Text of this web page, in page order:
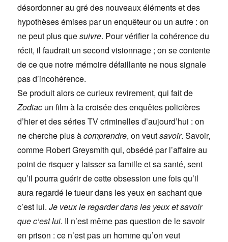
désordonner au gré des nouveaux éléments et des
hypothèses émises par un enquêteur ou un autre : on
ne peut plus quesuivre. Pour vérifier la cohérence du
récit, il faudrait un second visionnage ; on se contente
de ce que notre mémoire défaillante ne nous signale
pas d’incohérence.
Se produit alors ce curieux revirement, qui fait de
Zodiac un film à la croisée des enquêtes policières
d’hier et des séries TV criminelles d’aujourd’hui : on
ne cherche plus àcomprendre, on veutsavoir. Savoir,
comme Robert Greysmith qui, obsédé par l’affaire au
point de risquer y laisser sa famille et sa santé, sent
qu’il pourra guérir de cette obsession une fois qu’il
aura regardé le tueur dans les yeux en sachant que
c’est lui.Je veux le regarder dans les yeux et savoir
que c’est lui. Il n’est même pas question de le savoir
en prison : ce n’est pas un homme qu’on veut